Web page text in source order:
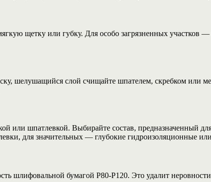
щетку или губку. Для особо загрязненных участков
шелушащийся слой счищайте шпателем, скребком или
шпатлевкой. Выбирайте состав, предназначенный
для значительных — глубокие гидроизоляционные
шлифовальной бумагой P80-P120. Это удалит